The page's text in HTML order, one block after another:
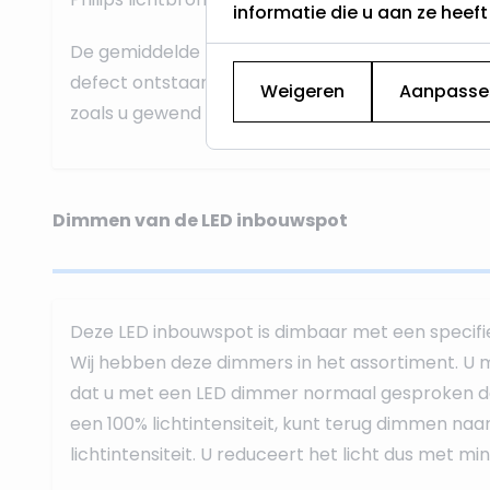
De gemiddelde levensduur is 15.000 uur. Mocht
defect ontstaan dan kan de GU10 spot
zoals u gewend bent van halogeenspots.
Dimmen van de LED inbouwspot
Deze LED inbouwspot is dimbaar met een
Wij hebben deze dimmers in het assortiment. U
dat u met een LED dimmer normaal gesproken
een 100% lichtintensiteit, kunt terug dimmen
lichtintensiteit. U reduceert het licht dus met
informatie die u aan ze
Weigeren